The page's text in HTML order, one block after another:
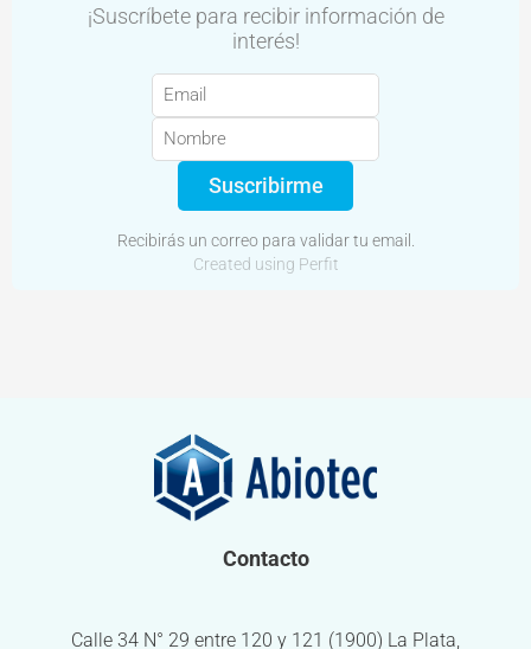
¡Suscríbete para recibir información de
interés!
Suscribirme
Recibirás un correo para validar tu email.
Created using Perfit
Contacto
Calle 34 N° 29 entre 120 y 121 (1900) La Plata,